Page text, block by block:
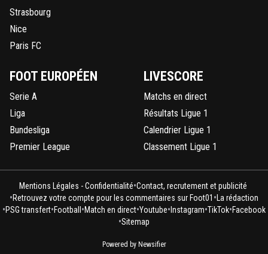
Strasbourg
Nice
Paris FC
FOOT EUROPÉEN
Serie A
Liga
Bundesliga
Premier League
LIVESCORE
Matchs en direct
Résultats Ligue 1
Calendrier Ligue 1
Classement Ligue 1
Mentions Légales - Confidentialité•Contact, recrutement et publicité
•Retrouvez votre compte pour les commentaires sur Foot01 • La rédaction
•PSG transfert•Football •Match en direct•Youtube• Instagram•TikTok•Facebook
•Sitemap
Powered by Newsifier